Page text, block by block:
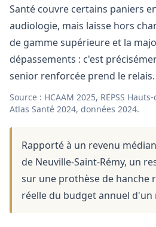
Santé couvre certains paniers
audiologie, mais laisse hors
de gamme supérieure et la
dépassements : c'est
senior renforcée prend le relais.
Source : HCAAM 2025, REPSS
Atlas Santé 2024, données 2024.
Rapporté à un revenu
de Neuville-Saint-Rémy, un
sur une prothèse de hanche
réelle du budget annuel d'un